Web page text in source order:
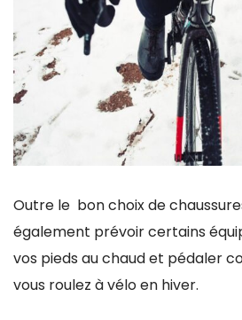
Outre le bon choix de
également prévoir certains
vos pieds au chaud et pédaler
vous roulez à vélo en hiver.